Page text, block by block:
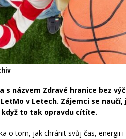
s názvem Zdravé hranice bez
LetMo v Letech. Zájemci se
když to tak opravdu cítíte.
o tom, jak chránit svůj čas, energii